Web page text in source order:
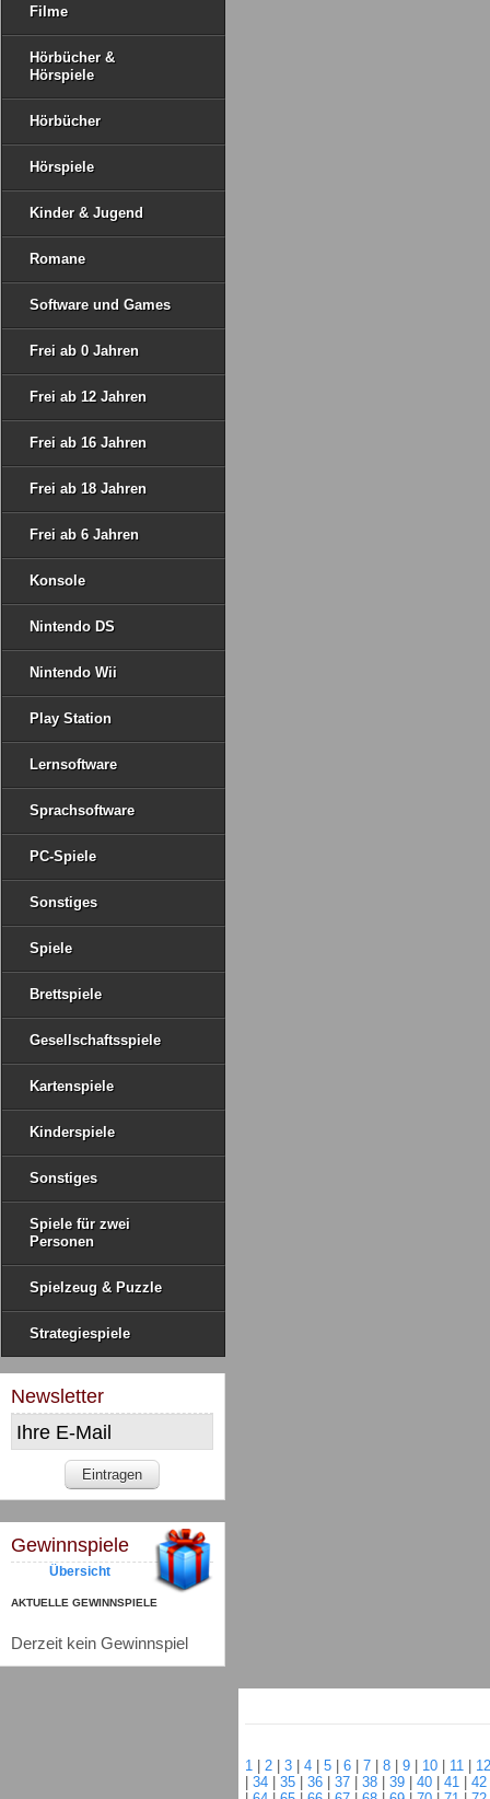
Filme
Hörbücher &
Hörspiele
Hörbücher
Hörspiele
Kinder & Jugend
Romane
Software und Games
Frei ab 0 Jahren
Frei ab 12 Jahren
Frei ab 16 Jahren
Frei ab 18 Jahren
Frei ab 6 Jahren
Konsole
Nintendo DS
Nintendo Wii
Play Station
Lernsoftware
Sprachsoftware
PC-Spiele
Sonstiges
Spiele
Brettspiele
Gesellschaftsspiele
Kartenspiele
Kinderspiele
Sonstiges
Spiele für zwei
Personen
Spielzeug & Puzzle
Strategiespiele
Newsletter
Gewinnspiele
Übersicht
AKTUELLE GEWINNSPIELE
Derzeit kein Gewinnspiel
1 2 3 4 5 6 7 8 9 10 11
12
34 35 36 37 38 39 40 41 42